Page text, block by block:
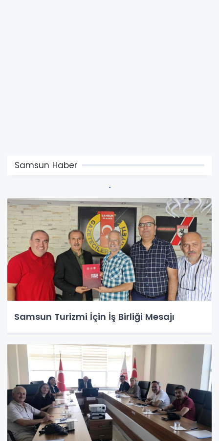
Samsun Haber
Samsun Turizmi İçin İş Birliği Mesajı